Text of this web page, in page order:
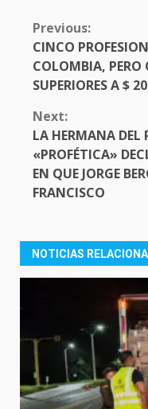
CONTINUE
READING
Previous:
CINCO
COLOMBIA, PERO
SUPERIORES A $
Next:
LA HERMANA DEL
«PROFÉTICA»
EN QUE JORGE
FRANCISCO
NOTICIAS